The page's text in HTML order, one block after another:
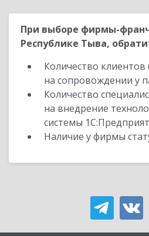
При выборе фирмы-
Республике Тыва,
Количество
на сопровождении у
Количество
на внедрение
системы
Наличие у фирмы